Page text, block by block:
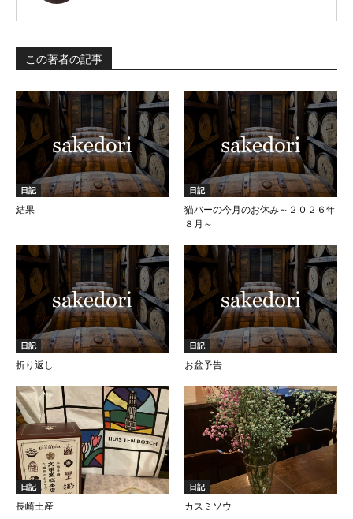
この著者の記事
日記
結果
日記
猫バーの今月のお休み～２０２６年
８月～
日記
折り返し
日記
お盆予告
日記
長崎土産
日記
カスミソウ